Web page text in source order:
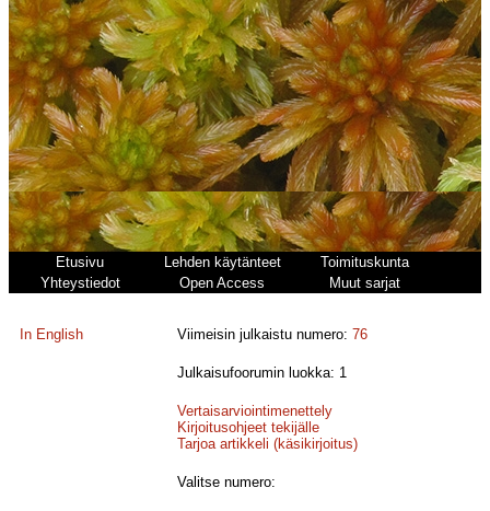
Etusivu Lehden käytänteet
Toimituskunta
Yhteystiedot
Open Access Muut sarjat
In English Viimeisin julkaistu numero:76
Julkaisufoorumin luokka: 1
Vertaisarviointimenettely
Kirjoitusohjeet tekijälle
Tarjoa artikkeli (käsikirjoitus)
Valitse numero: